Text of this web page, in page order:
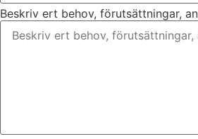
Beskriv ert behov, förutsättningar,